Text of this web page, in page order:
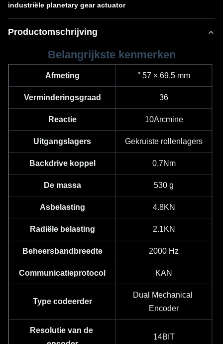
industriële planetary gear actuator
Productomschrijving
Belangrijkste kenmerken
Afmeting ′′ 57 × 69,5 mm
Verminderingsgraad 36
Reactie 10Arcmine
Uitgangslagers Gekruiste rollenlagers
Backdrive koppel 0.7Nm
De massa 530 g
Asbelasting 4.8KN
Radiële belasting 2.1KN
Beheersbandbreedte 2000 Hz
Communicatieprotocol KAN
Type codeerder
Dual Mechanical
Encoder
Resolutie van de
14BIT